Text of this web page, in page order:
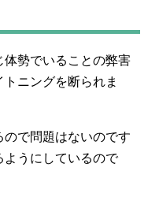
勢でいることの弊害
ニングを断られま
で問題はないのです
ようにしているので